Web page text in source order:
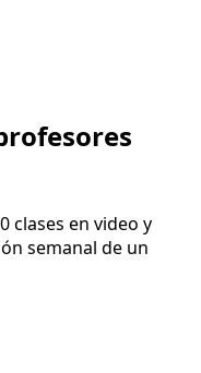
clases en video y
semanal de un